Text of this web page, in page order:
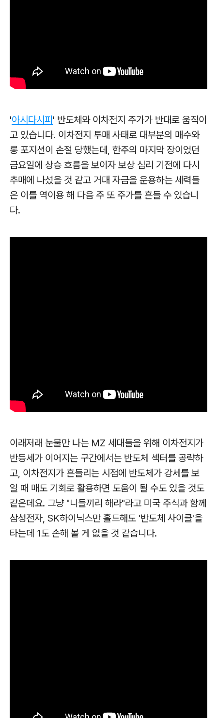
'아시다시피 ' 반도체와 이차전지 주가가 반대로 움직이
고 있습니다. 이차전지 투매 사태로 대부분의 매수와
롱 포지션이 손절 당했는데, 한주의 마지막 장이었던
금요일에 상승 흐름을 보이자 보상 심리 기전에 다시
추매에 나섰을 것 같고 거대 자금을 운용하는 세력들
은 이를 역이용 해 다음 주 또 주가를 흔들 수 있습니
다.
이래저래 눈물만 나는 MZ 세대들을 위해 이차전지가
반등세가 이어지는 구간에서는 반도체 섹터를 공략하
고, 이차전지가 흔들리는 시점에 반도체가 강세를 보
일 때 매도 기회로 활용하면 도움이 될 수도 있을 것도
같은데요. 그냥 "니들끼리 해라"라고 미국 주식과 함께
삼성전자, SK하이닉스만 홀드해도 '반도체 사이클'을
타는데 1도 손해 볼 게 없을 것 같습니다.